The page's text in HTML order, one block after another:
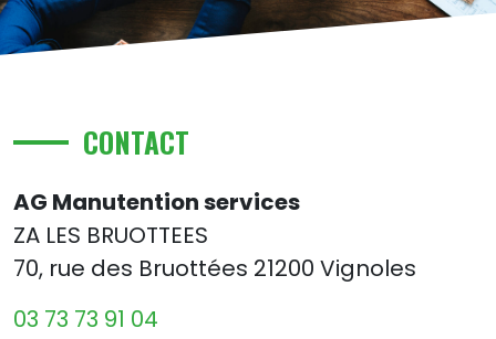
CONTACT
AG Manutention services
ZA LES BRUOTTEES
70, rue des Bruottées 21200 Vignoles
03 73 73 91 04